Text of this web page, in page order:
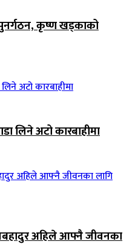
कृष्ण खड्काको
लिने अटो कारबाहीमा
अहिले आफ्नै जीवनका